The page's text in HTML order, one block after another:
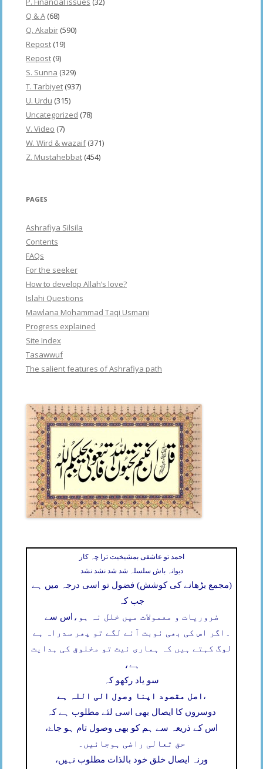
Q & A (68)
Q. Akabir (590)
Repost (19)
Repost (9)
S. Sunna (329)
T. Tarbiyet (937)
U. Urdu (315)
Uncategorized (78)
V. Video (7)
W. Wird & wazaif(371)
Z. Mustahebbat (454)
PAGES
Ashrafiya Silsila
Contents
FAQs
For the seeker
How to develop Allah’s love?
Islahi Questions
Mawlana Mohammad Taqi Usmani
Progress explained
Site Index
Tasawwuf
The salient features of Ashrafiya path
احمد تو عاشقی بمشیخیت ترا چہ کار
دیوانہ باش سلسلہ شد شد نشد نشد
(مجمع بڑھانے کی کوشش) فضول تو اسی درجہ میں ہے
جب کہ
اس سے ضروریات و معمولات میں خلل نہ ہو،
اگر اس کی بھی نوبت آنے لگے تو پھر سدراہ ہے
لوگ کہتے ہیں کہ ہماری نیت تو مخلوق کی ہدایت
ہے،
سو یاد رکھو کہ
اصل مقصود اپنا وصول الی اللہ ہے ،
دوسروں کا ایصال بھی اسی لئے مطلوب ہے کہ
اس کے ذریعہ سے ہم کو بھی وصول تام ہو جاۓ،
حق تعالی راضی ہوجائیں۔
ورنہ ایصال خلق خود بالذات مطلوب نہیں،